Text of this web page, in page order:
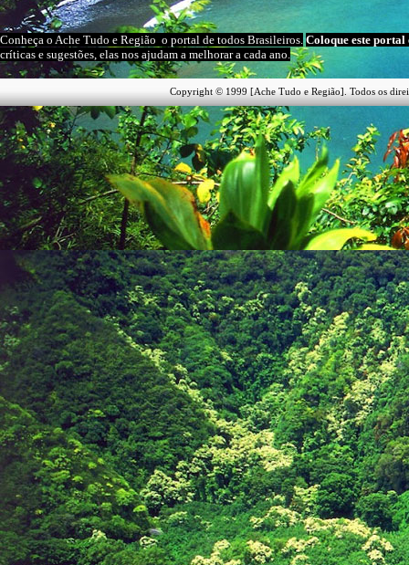
Conheça o Ache Tudo e Região o portal de todos Brasileiros. Coloque este portal
críticas e sugestões, elas nos ajudam a melhorar a cada ano.
Copyright © 1999 [Ache Tudo e Região]. Todos os